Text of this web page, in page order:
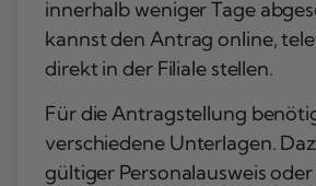
innerhalb weniger Tage
kannst den Antrag online,
direkt in der Filiale stellen.
Für die Antragstellung
verschiedene Unterlagen.
gültiger Personalausweis oder